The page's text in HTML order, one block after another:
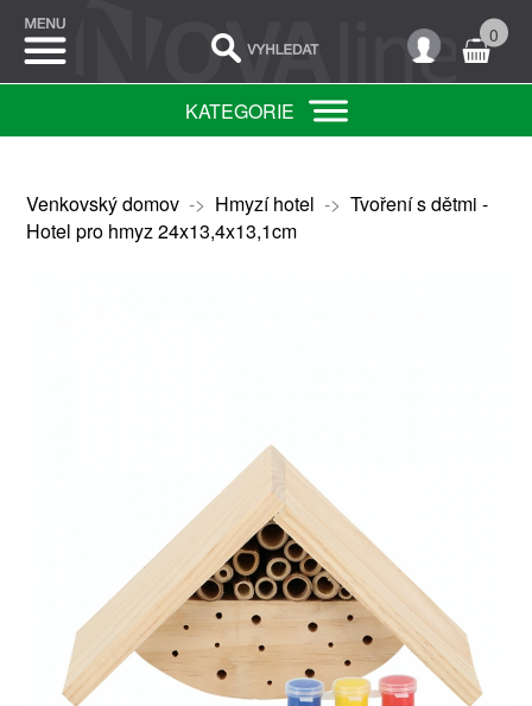
0
KATEGORIE
Venkovský domov-> Hmyzí hotel -> Tvoření s dětmi -
Hotel pro hmyz 24x13,4x13,1cm